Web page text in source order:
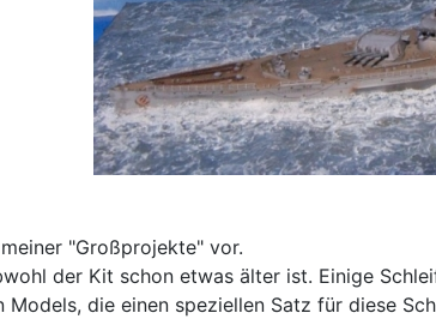
"Großprojekte" vor.
der Kit schon etwas älter ist. Einige
Models, die einen speziellen Satz für diese